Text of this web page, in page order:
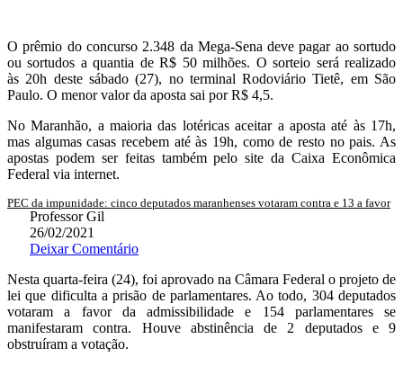
O prêmio do concurso 2.348 da Mega-Sena deve pagar ao sortudo
ou sortudos a quantia de R$ 50 milhões. O sorteio será realizado
às 20h deste sábado (27), no terminal Rodoviário Tietê, em São
Paulo. O menor valor da aposta sai por R$ 4,5.
No Maranhão, a maioria das lotéricas aceitar a aposta até às 17h,
mas algumas casas recebem até às 19h, como de resto no pais. As
apostas podem ser feitas também pelo site da Caixa Econômica
Federal via internet.
PEC da impunidade: cinco deputados maranhenses votaram contra e 13 a favor
Professor Gil
26/02/2021
Deixar Comentário
Nesta quarta-feira (24), foi aprovado na Câmara Federal o projeto de
lei que dificulta a prisão de parlamentares. Ao todo, 304 deputados
votaram a favor da admissibilidade e 154 parlamentares se
manifestaram contra. Houve abstinência de 2 deputados e 9
obstruíram a votação.